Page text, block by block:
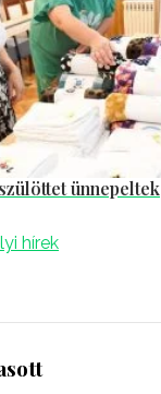
ünnepeltek
hírek